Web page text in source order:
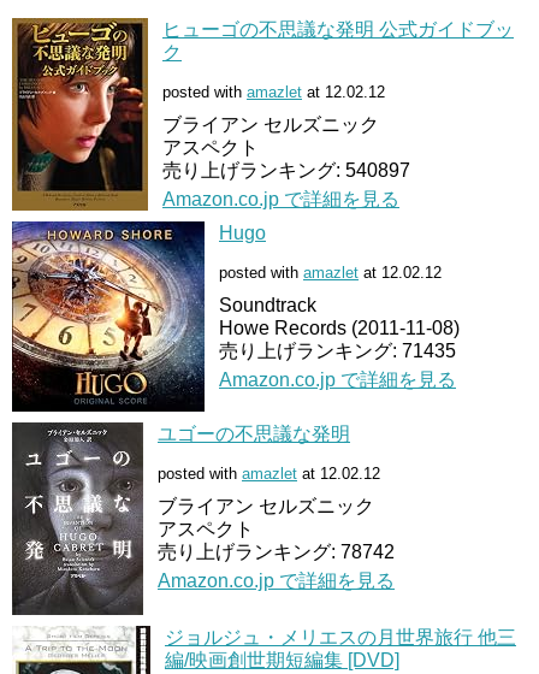
ヒューゴの不思議な発明 公式ガイドブッ
ク
posted with amazlet at 12.02.12
ブライアン セルズニック
アスペクト
売り上げランキング: 540897
Amazon.co.jp で詳細を見る
Hugo
posted with amazlet at 12.02.12
Soundtrack
Howe Records (2011-11-08)
売り上げランキング: 71435
Amazon.co.jp で詳細を見る
ユゴーの不思議な発明
posted with amazlet at 12.02.12
ブライアン セルズニック
アスペクト
売り上げランキング: 78742
Amazon.co.jp で詳細を見る
ジョルジュ・メリエスの月世界旅行 他三
編/映画創世期短編集 [DVD]